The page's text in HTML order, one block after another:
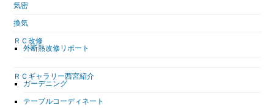
気密
換気
ＲＣ改修
外断熱改修リポート
ＲＣギャラリー西宮紹介
ガーデニング
テーブルコーディネート